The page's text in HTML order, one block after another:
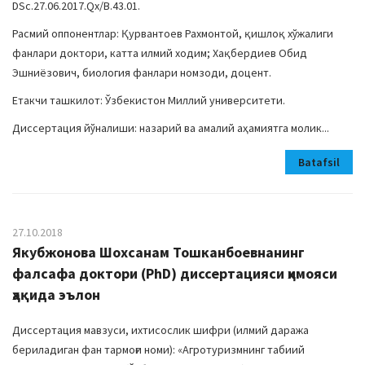
DSc.27.06.2017.Qx/B.43.01.
Расмий оппонентлар: Қурвантоев Рахмонтой, қишлоқ хўжалиги
фанлари доктори, катта илмий ходим; Хақбердиев Обид
Эшниёзович, биология фанлари номзоди, доцент.
Етакчи ташкилот: Ўзбекистон Миллий университети.
Диссертация йўналиши: назарий ва амалий аҳамиятга молик...
Batafsil
27.10.2018
Якубжонова Шохсанам Тошканбоевнанинг
фалсафа доктори (PhD) диссертацияси ҳимояси
ҳақида эълон
Диссертация мавзуси, ихтисослик шифри (илмий даража
бериладиган фан тармоғи номи): «Агротуризмнинг табиий